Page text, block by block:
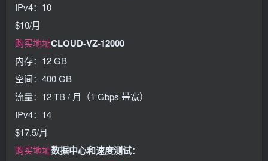
IPv4：10
$10/月
购买地址CLOUD-VZ-12000
内存：12 GB
空间：400 GB
流量：12 TB / 月（1 Gbps 带宽）
IPv4：14
$17.5/月
购买地址数据中心和速度测试：